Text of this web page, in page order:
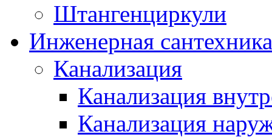
Штангенциркули
Инженерная сантехника
Канализация
Канализация
Канализация